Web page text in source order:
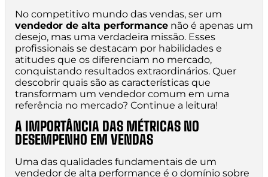
No competitivo mundo das vendas, ser um
vendedor de alta performance não é apenas um
desejo, mas uma verdadeira missão. Esses
profissionais se destacam por habilidades e
atitudes que os diferenciam no mercado,
conquistando resultados extraordinários. Quer
descobrir quais são as características que
transformam um vendedor comum em uma
referência no mercado? Continue a leitura!
A IMPORTÂNCIA DAS MÉTRICAS NO
DESEMPENHO EM VENDAS
Uma das qualidades fundamentais de um
vendedor de alta performance é o domínio sobre